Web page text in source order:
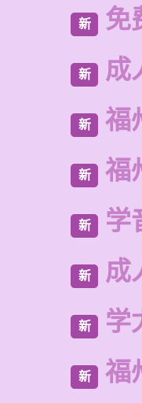
新 免
新 成
新 福
新 福
新 学
新 成
新 学
新 福